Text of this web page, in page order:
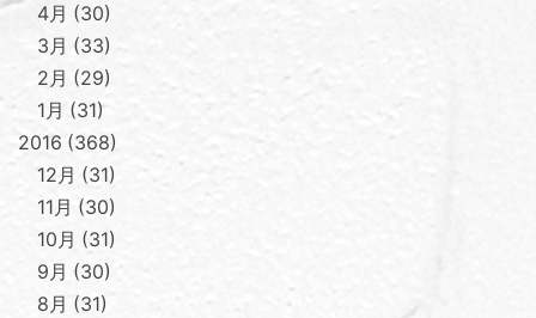
4月
30
3月
33
2月
29
1月
31
2016 368
12月
31
11月
30
10月
31
9月
30
8月
31